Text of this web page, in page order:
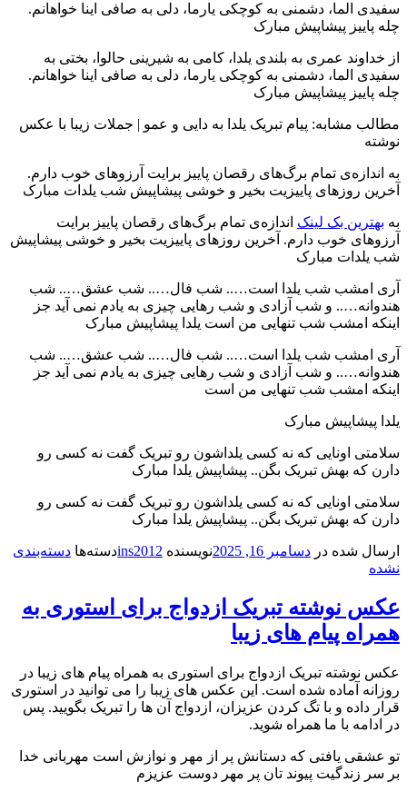
سفیدی الما، دشمنی به کوچکی یارما، دلی به صافی اینا خواهانم.
چله پاییز پیشاپیش مبارک
از خداوند عمری به بلندی یلدا، کامی به شیرینی حالوا، بختی به
سفیدی الما، دشمنی به کوچکی یارما، دلی به صافی اینا خواهانم.
چله پاییز پیشاپیش مبارک
مطالب مشابه: پیام تبریک یلدا به دایی و عمو | جملات زیبا با عکس
نوشته
به اندازه‌ی تمام برگ‌های رقصان پاییز برایت آرزوهای خوب دارم.
آخرین روزهای پاییزیت بخیر و خوشی پیشاپیش شب یلدات مبارک
به بهترین بک لینک اندازه‌ی تمام برگ‌های رقصان پاییز برایت
آرزوهای خوب دارم. آخرین روزهای پاییزیت بخیر و خوشی پیشاپیش
شب یلدات مبارک
آری امشب شب یلدا است….. شب فال….. شب عشق….. شب
هندوانه….. و شب آزادی و شب رهایی چیزی به یادم نمی آید جز
اینکه امشب شب تنهایی من است یلدا پیشاپیش مبارک
آری امشب شب یلدا است….. شب فال….. شب عشق….. شب
هندوانه….. و شب آزادی و شب رهایی چیزی به یادم نمی آید جز
اینکه امشب شب تنهایی من است
یلدا پیشاپیش مبارک
سلامتی اونایی که نه کسی یلداشون رو تبریک گفت نه کسی رو
دارن که بهش تبریک بگن.. پیشاپیش یلدا مبارک
سلامتی اونایی که نه کسی یلداشون رو تبریک گفت نه کسی رو
دارن که بهش تبریک بگن.. پیشاپیش یلدا مبارک
ارسال شده در دسامبر 16, 2025 نویسنده ins2012دسته‌ها دسته‌بندی
نشده
عکس نوشته تبریک ازدواج برای استوری به
همراه پیام های زیبا
عکس نوشته تبریک ازدواج برای استوری به همراه پیام های زیبا در
روزانه آماده شده است. این عکس های زیبا را می توانید در استوری
قرار داده و با تگ کردن عزیزان، ازدواج آن ها را تبریک بگویید. پس
در ادامه با ما همراه شوید.
تو عشقی یافتی که دستانش پر از مهر و نوازش است مهربانی خدا
بر سر زندگیت پیوند تان پر مهر دوست عزیزم